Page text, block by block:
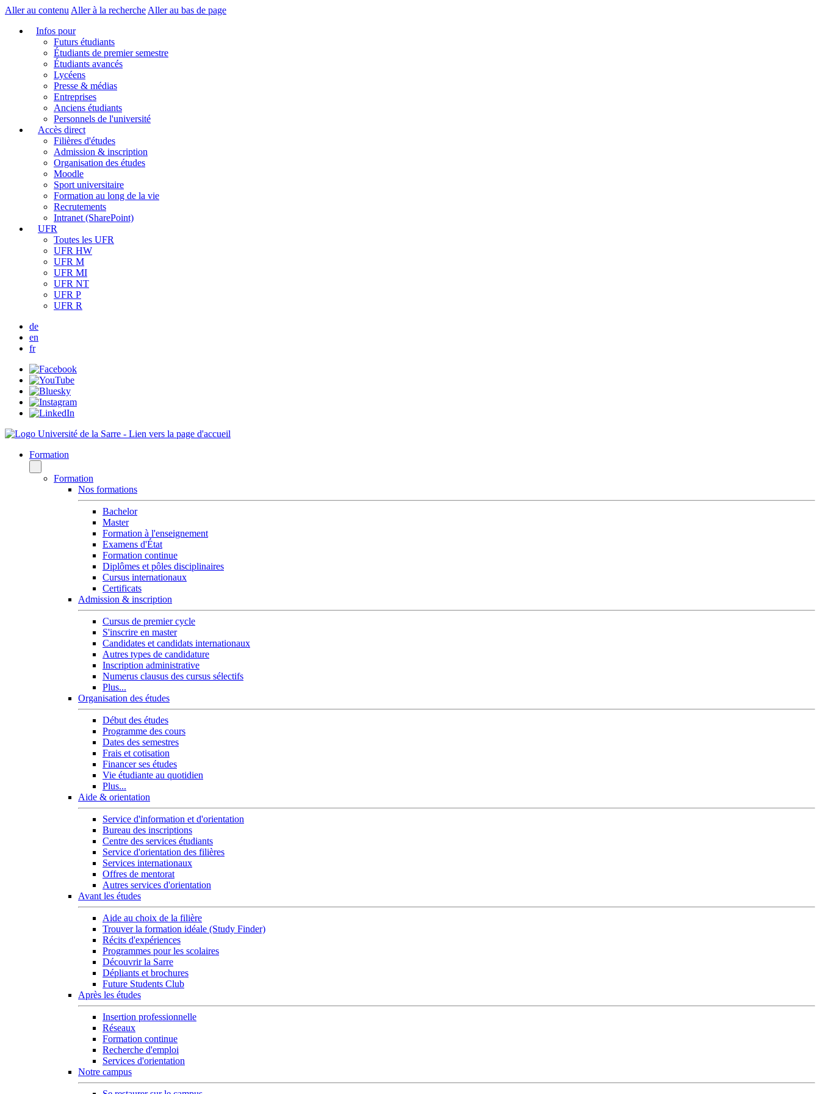
Aller au contenu Aller à la recherche Aller au bas de page
Infos pour
Futurs étudiants
Étudiants de premier semestre
Étudiants avancés
Lycéens
Presse & médias
Entreprises
Anciens étudiants
Personnels de l'université
Accès direct
Filières d'études
Admission & inscription
Organisation des études
Moodle
Sport universitaire
Formation au long de la vie
Recrutements
Intranet (SharePoint)
UFR
Toutes les UFR
UFR HW
UFR M
UFR MI
UFR NT
UFR P
UFR R
de
en
fr
Formation
Formation
Nos formations
Bachelor
Master
Formation à l'enseignement
Examens d'État
Formation continue
Diplômes et pôles disciplinaires
Cursus internationaux
Certificats
Admission & inscription
Cursus de premier cycle
S'inscrire en master
Candidates et candidats internationaux
Autres types de candidature
Inscription administrative
Numerus clausus des cursus sélectifs
Plus...
Organisation des études
Début des études
Programme des cours
Dates des semestres
Frais et cotisation
Financer ses études
Vie étudiante au quotidien
Plus...
Aide & orientation
Service d'information et d'orientation
Bureau des inscriptions
Centre des services étudiants
Service d'orientation des filières
Services internationaux
Offres de mentorat
Autres services d'orientation
Avant les études
Aide au choix de la filière
Trouver la formation idéale (Study Finder)
Récits d'expériences
Programmes pour les scolaires
Découvrir la Sarre
Dépliants et brochures
Future Students Club
Après les études
Insertion professionnelle
Réseaux
Formation continue
Recherche d'emploi
Services d'orientation
Notre campus